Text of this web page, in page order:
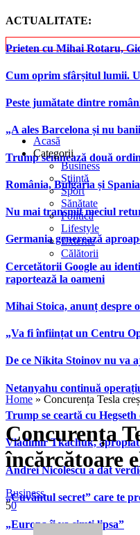
ACTUALITATE:
Prieten cu Mihai Rotaru,
Cum oprim sfârșitul lumii.
Peste jumătate dintre
„A ales Barcelona și nu
Trump semnează două
România, Bulgaria și
Nu mai transmit meciul
Germania generează
Cercetătorii Google au
raportează la oameni
Mihai Stoica, anunț despre
„Va fi înființat un Centru
De ce Nikita Stoinov nu va
Netanyahu continuă
Trump se ceartă cu
Vladimir Tkachuk, apropiat
Andrei Nicolescu a dat
„Cuvântul secret” care te
„Europa îi va simți lipsa”
Acasă
Categorii
Business
Știință
Sport
Sănătate
Politică
Lifestyle
Externe
Călătorii
Home » Concurența Tesla
Concurența
încărcătoare
Business
50